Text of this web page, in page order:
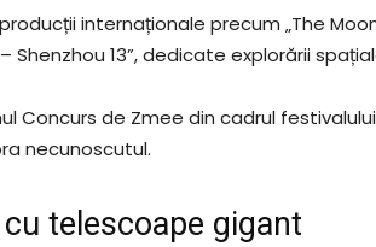
internaționale precum „The Moon
Shenzhou 13”, dedicate explorării
Concurs de Zmee din cadrul
necunoscutul.
telescoape gigant